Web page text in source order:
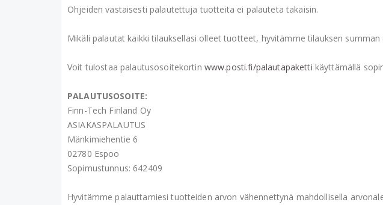
Ohjeiden vastaisesti palautettuja tuotteita ei palauteta takaisin.
Mikäli palautat kaikki tilauksellasi olleet tuotteet, hyvitämme tilauksen
Voit tulostaa palautusosoitekortin www.posti.fi/palautapaketti käyttämällä
PALAUTUSOSOITE:
Finn-Tech Finland Oy
ASIAKASPALAUTUS
Mänkimiehentie 6
02780 Espoo
Sopimustunnus: 642409
Hyvitämme palauttamiesi tuotteiden arvon vähennettynä mahdollisella